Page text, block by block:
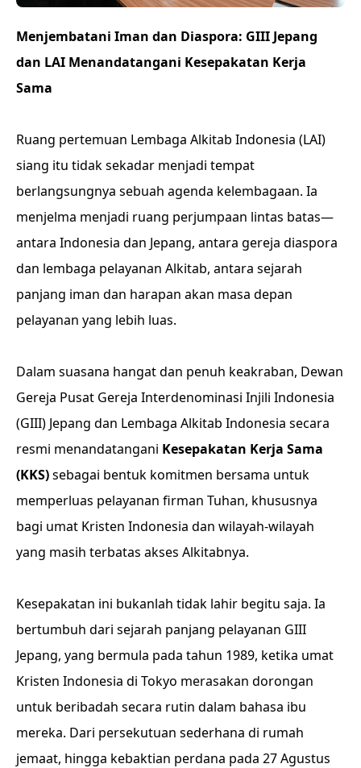
Menjembatani Iman dan Diaspora: GIII Jepang
dan LAI Menandatangani Kesepakatan Kerja
Sama
Ruang pertemuan Lembaga Alkitab Indonesia (LAI)
siang itu tidak sekadar menjadi tempat
berlangsungnya sebuah agenda kelembagaan. Ia
menjelma menjadi ruang perjumpaan lintas batas—
antara Indonesia dan Jepang, antara gereja diaspora
dan lembaga pelayanan Alkitab, antara sejarah
panjang iman dan harapan akan masa depan
pelayanan yang lebih luas.
Dalam suasana hangat dan penuh keakraban, Dewan
Gereja Pusat Gereja Interdenominasi Injili Indonesia
(GIII) Jepang dan Lembaga Alkitab Indonesia secara
resmi menandatangani Kesepakatan Kerja Sama
(KKS)sebagai bentuk komitmen bersama untuk
memperluas pelayanan firman Tuhan, khususnya
bagi umat Kristen Indonesia dan wilayah-wilayah
yang masih terbatas akses Alkitabnya.
Kesepakatan ini bukanlah tidak lahir begitu saja. Ia
bertumbuh dari sejarah panjang pelayanan GIII
Jepang, yang bermula pada tahun 1989, ketika umat
Kristen Indonesia di Tokyo merasakan dorongan
untuk beribadah secara rutin dalam bahasa ibu
mereka. Dari persekutuan sederhana di rumah
jemaat, hingga kebaktian perdana pada 27 Agustus